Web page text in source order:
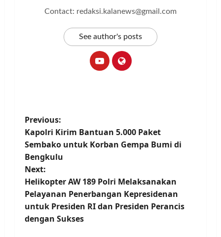
Contact: redaksi.kalanews@gmail.com
See author's posts
P
o
s
t
n
a
Previous:
Kapolri Kirim Bantuan 5.000 Paket
Sembako untuk Korban Gempa Bumi di
Bengkulu
Next:
Helikopter AW 189 Polri Melaksanakan
Pelayanan Penerbangan Kepresidenan
untuk Presiden RI dan Presiden Perancis
dengan Sukses